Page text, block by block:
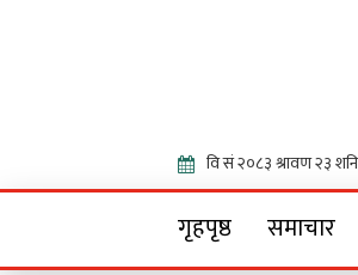
गृहपृष्ठ समाचार